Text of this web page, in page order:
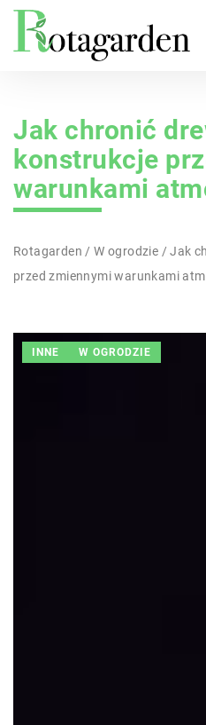
Jak chronić
konstrukcje
warunkami
Rotagarden /W ogrodzie /Jak
przed zmiennymi warunkami
INNE W OGRODZIE